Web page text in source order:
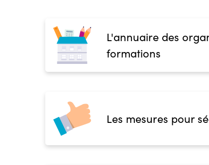
L'annuaire des
formations
Les mesures pour